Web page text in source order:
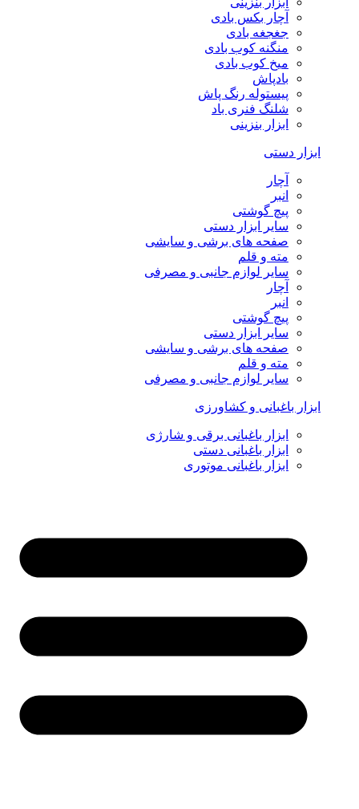
آچار بکس بادی
جغجغه بادی
منگنه کوب بادی
میخ کوب بادی
بادپاش
پیستوله رنگ پاش
شلنگ فنری باد
ابزار بنزینی
ابزار دستی
آچار
انبر
پیچ گوشتی
سایر ابزار دستی
صفحه های برشی و سایشی
مته و قلم
سایر لوازم جانبی و مصرفی
آچار
انبر
پیچ گوشتی
سایر ابزار دستی
صفحه های برشی و سایشی
مته و قلم
سایر لوازم جانبی و مصرفی
ابزار باغبانی و کشاورزی
ابزار باغبانی برقی و شارژی
ابزار باغبانی دستی
ابزار باغبانی موتوری